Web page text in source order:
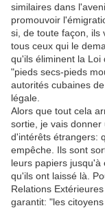
similaires dans
promouvoir
si, de toute façon, ils
tous ceux qui le
qu'ils éliminent la Loi
"pieds secs-pieds
autorités cubaines
légale.
Alors que tout cela
sortie, je vais
d'intérêts étrangers:
empêche. Ils sont
leurs papiers
qu'ils ont laissé là.
Relations
garantit: "les